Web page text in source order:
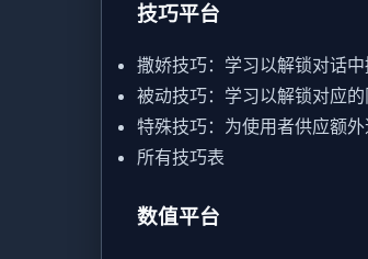
技巧平台
撒娇技巧：学习以解锁对话中
被动技巧：学习以解锁对应的
特殊技巧：为使用者供应额
所有技巧表
数值平台